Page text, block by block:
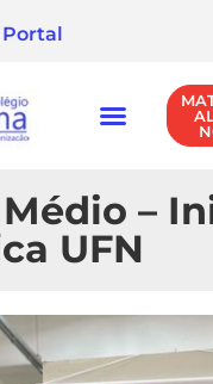
Portal
–
UFN